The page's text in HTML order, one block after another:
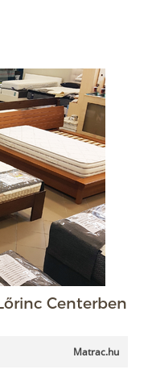
Centerben
Matrac.hu